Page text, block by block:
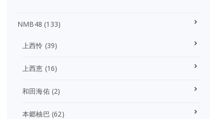
NMB48 (133)
上西怜 (39)
上西恵 (16)
和田海佑(2)
本郷柚巴 (62)